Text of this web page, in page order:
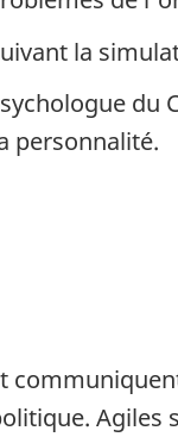
la
du
personnalité.
Agiles